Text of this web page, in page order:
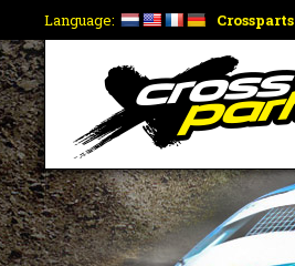
Language: Crossparts